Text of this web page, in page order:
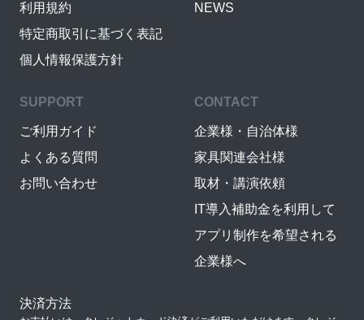
利用規約
特定商取引に基づく表記
個人情報保護方針
NEWS
SUPPORT
ご利用ガイド
よくある質問
お問い合わせ
CONTACT
企業様・自治体様
家具関連会社様
取材・講演依頼
IT導入補助金を利用して
アプリ制作を希望される
企業様へ
決済方法